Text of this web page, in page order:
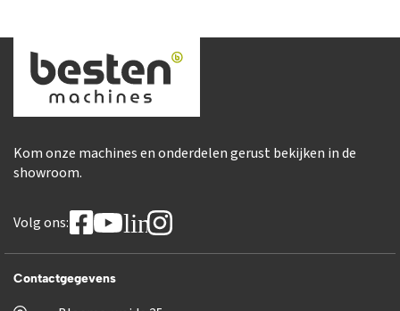
Kom onze machines en onderdelen gerust bekijken in de
showroom.
Volg ons: linkedin
Contactgegevens